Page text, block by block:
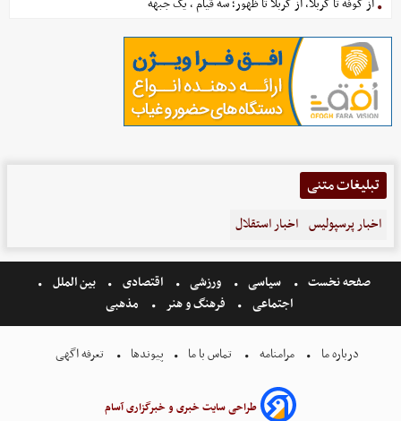
تبلیغات متنی
اخبار پرسپولیس اخبار استقلال
صفحه نخست سیاسی ورزشی اقتصادی
بین الملل
اجتماعی
فرهنگ و هنر مذهبی
درباره ما مرامنامه تماس با ما پیوندها تعرفه اگهی
طراحی سایت خبری و خبرگزاری آسام